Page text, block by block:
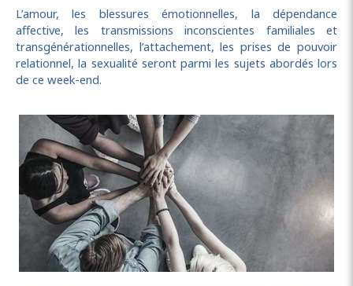
L’amour, les blessures émotionnelles, la dépendance
affective, les transmissions inconscientes familiales et
transgénérationnelles, l’attachement, les prises de pouvoir
relationnel, la sexualité seront parmi les sujets abordés lors
de ce week-end.